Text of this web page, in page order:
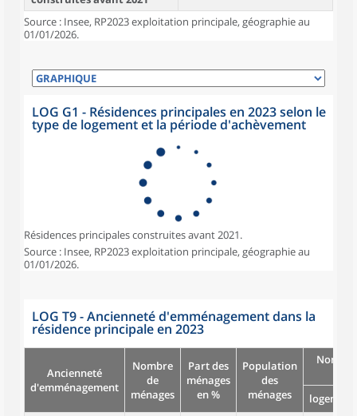
Source : Insee, RP2023 exploitation principale, géographie au
01/01/2026.
LOG G1 - Résidences principales en 2023 selon le
type de logement et la période d'achèvement
Résidences principales construites avant 2021.
Source : Insee, RP2023 exploitation principale, géographie au
01/01/2026.
LOG T9 - Ancienneté d'emménagement dans la
résidence principale en 2023
Ancienneté
d'emménagement
Nombre
de
ménages
Part des
ménages
en %
Population
des
ménages
logement